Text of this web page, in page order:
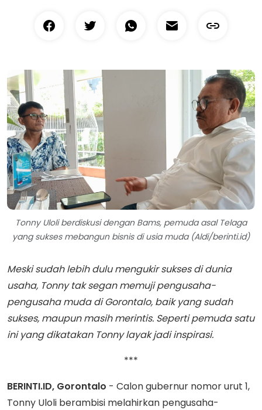
Tonny Uloli berdiskusi dengan Bams, pemuda asal Telaga
yang sukses mebangun bisnis di usia muda (Aldi/berinti.id)
Meski sudah lebih dulu mengukir sukses di dunia
usaha, Tonny tak segan memuji pengusaha-
pengusaha muda di Gorontalo, baik yang sudah
sukses, maupun masih merintis. Seperti pemuda satu
ini yang dikatakan Tonny layak jadi inspirasi.
***
BERINTI.ID, Gorontalo - Calon gubernur nomor urut 1,
Tonny Uloli berambisi melahirkan pengusaha-